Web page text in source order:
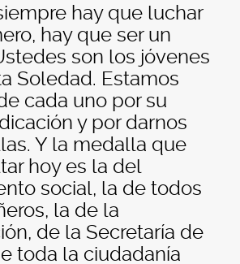
hay que luchar
hay que ser un
son los jóvenes
Soledad. Estamos
cada uno por su
y por darnos
Y la medalla que
hoy es la del
social, la de todos
la de la
de la Secretaría de
toda la ciudadanía